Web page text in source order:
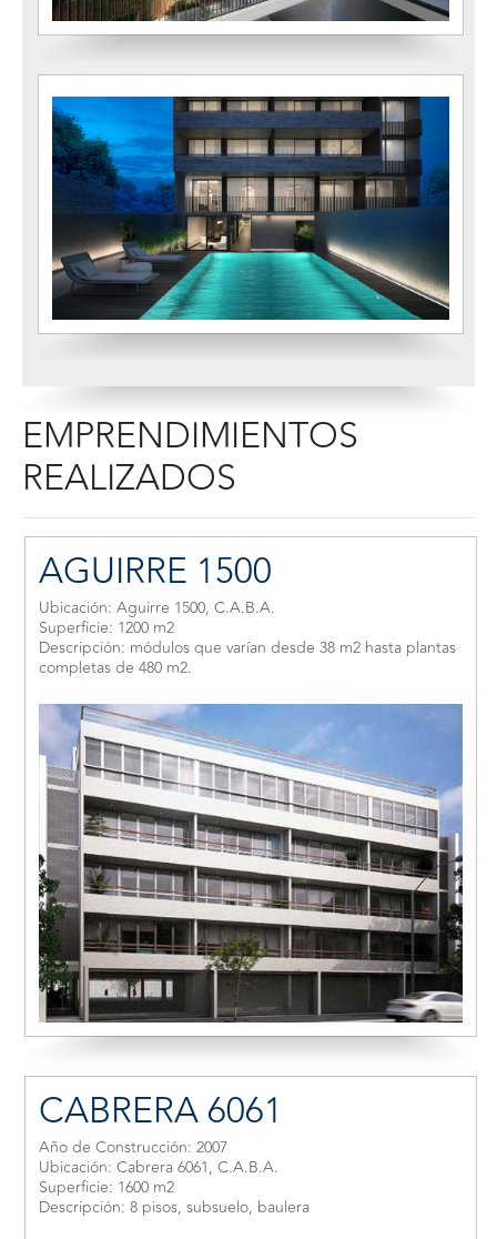
EMPRENDIMIENTOS
REALIZADOS
AGUIRRE 1500
Ubicación: Aguirre 1500, C.A.B.A.
Superficie: 1200 m2
Descripción: módulos que varían desde 38 m2 hasta plantas
completas de 480 m2.
CABRERA 6061
Año de Construcción: 2007
Ubicación: Cabrera 6061, C.A.B.A.
Superficie: 1600 m2
Descripción: 8 pisos, subsuelo, baulera